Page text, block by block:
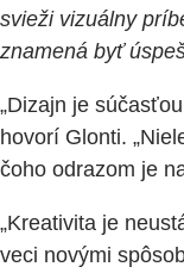
svieži vizuálny
znamená byť
„Dizajn je
hovorí Glonti.
čoho odrazom je
„Kreativita je
veci novými